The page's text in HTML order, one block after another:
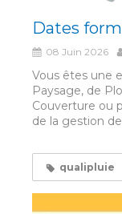
Dates
08 Juin 2026
Vous êtes une
Paysage, de
Couverture ou
de la gestion de
qualipluie